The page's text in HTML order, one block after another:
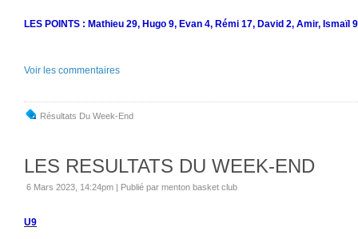
LES POINTS : Mathieu 29, Hugo 9, Evan 4, Rémi 17, David 2, Amir, Ismaïl
Voir les commentaires
Résultats Du Week-End
LES RESULTATS DU WEEK-END
6 Mars 2023, 14:24pm | Publié par menton basket club
U9